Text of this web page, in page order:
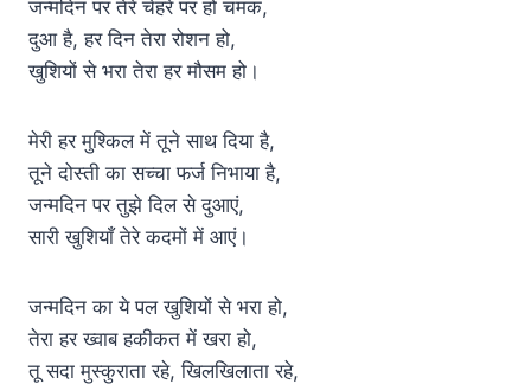
जन्मदिन पर तेरे चेहरे पर हो चमक,
दुआ है, हर दिन तेरा रोशन हो,
खुशियों से भरा तेरा हर मौसम हो।
मेरी हर मुश्किल में तूने साथ दिया है,
तूने दोस्ती का सच्चा फर्ज निभाया है,
जन्मदिन पर तुझे दिल से दुआएं,
सारी खुशियाँ तेरे कदमों में आएं।
जन्मदिन का ये पल खुशियों से भरा हो,
तेरा हर ख्वाब हकीकत में खरा हो,
तू सदा मुस्कुराता रहे, खिलखिलाता रहे,